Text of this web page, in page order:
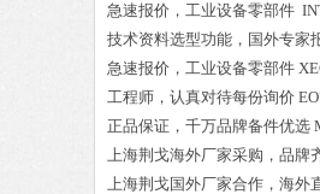
急速报价， 工业设备零部件
技术资料选型功能，国外专家
急速报价， 工业设备零部件
工程师 ，认真对待每份询价
正品保证 ，千万品牌备件优选
上海荆戈海外厂家采购 ，品牌
上海荆戈国外厂家合作，海外